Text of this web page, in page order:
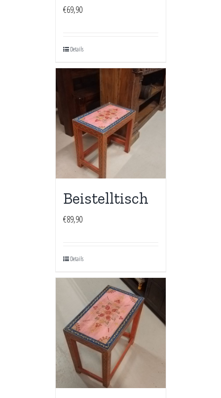
€69,90
Details
Beistelltisch
€89,90
Details